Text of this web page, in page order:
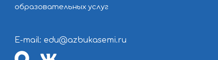
образовательных услуг
E-mail: edu@azbukasemi.ru
max vk